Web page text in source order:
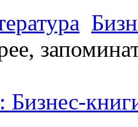
Бизнес-